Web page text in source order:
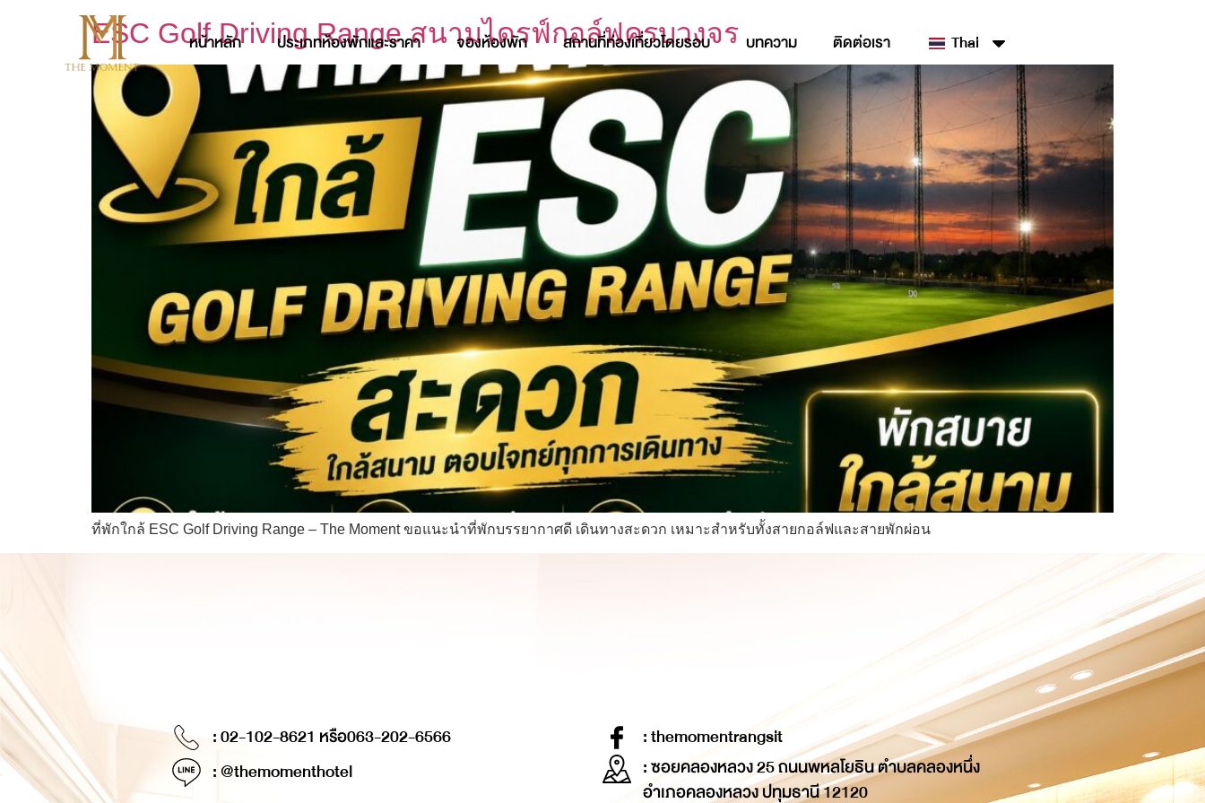
หน้าหลัก ประเภทห้องพักและราคา จองห้องพัก สถานที่ท่องเที่ยวโดยรอบ บทความ ติดต่อเรา Thai
ESC Golf Driving Range สนามไดรฟ์กอล์ฟครบวงจร
ที่พักใกล้ ESC Golf Driving Range – The Moment ขอแนะนำที่พักบรรยากาศดี เดินทางสะดวก เหมาะสำหรับทั้งสายกอล์ฟและสายพักผ่อน
: 02-102-8621 หรือ063-202-6566
: @themomenthotel
: themomentrangsit
: ซอยคลองหลวง 25 ถนนพหลโยธิน ตำบลคลองหนึ่ง
อำเภอคลองหลวง ปทุมธานี 12120